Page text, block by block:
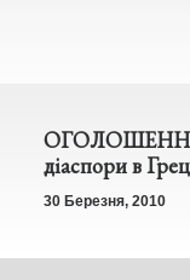
ОГОЛОШЕННЯ
діаспори в
30 Березня, 2010